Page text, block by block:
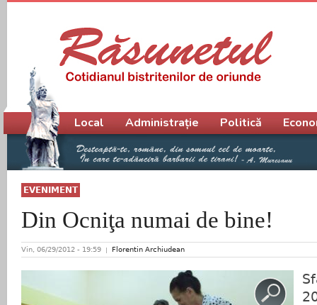
EVENIMENT
Din Ocniţa numai de bine!
Vin, 06/29/2012 - 19:59 Florentin Archiudean
Meniu principal
Local Administrație Politică